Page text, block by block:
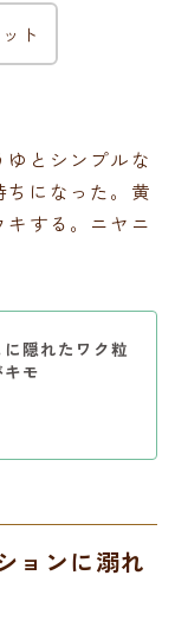
ト
とシンプルな
ちになった。黄
する。ニヤニ
隠れたワク粒
モ
ョンに溺れ